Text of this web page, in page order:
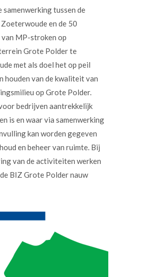
samenwerking tussen de
en de 50
MP-stroken op
Grote Polder te
met als doel het op peil
houden van de kwaliteit van
op Grote Polder.
bedrijven aantrekkelijk
is en waar via samenwerking
kan worden gegeven
en beheer van ruimte. Bij
van de activiteiten werken
BIZ Grote Polder nauw